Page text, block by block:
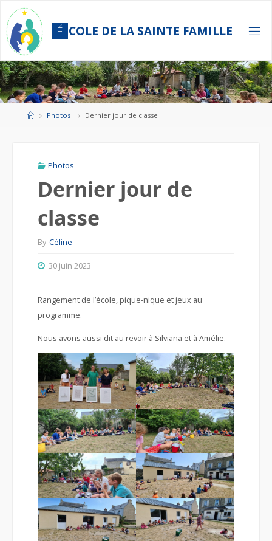
content
É COLE DE LA SAINTE FAMILLE
HomePhotos Dernier jour de classe
Photos
Dernier jour de
classe
By Céline
30 juin 2023
Rangement de l’école, pique-nique et jeux au
programme.
Nous avons aussi dit au revoir à Silviana et à Amélie.